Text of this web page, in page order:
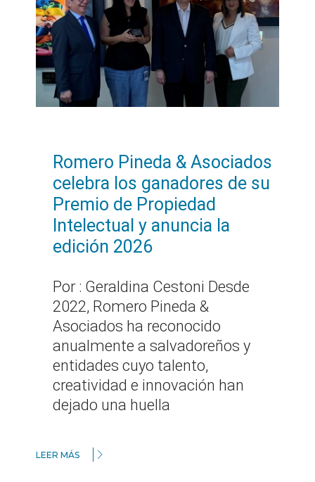
Romero Pineda & Asociados
celebra los ganadores de su
Premio de Propiedad
Intelectual y anuncia la
edición 2026
Por : Geraldina Cestoni Desde
2022, Romero Pineda &
Asociados ha reconocido
anualmente a salvadoreños y
entidades cuyo talento,
creatividad e innovación han
dejado una huella
LEER MÁS